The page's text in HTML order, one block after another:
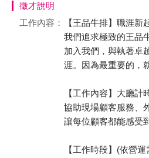
徵才說明
工作內容：
【王品牛排】職涯
我們追求極致的王品
加入我們，與執著卓
涯。因為最重要的，
【工作內容】大廳計
協助現場顧客服務、
讓每位顧客都能感受
【工作時段】(依營